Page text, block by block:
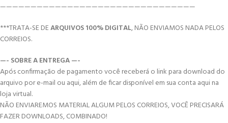
————————————————————————————————
***TRATA-SE DEARQUIVOS 100% DIGITAL, NÃO ENVIAMOS NADA PELOS
CORREIOS.
—- SOBRE A ENTREGA —-
Após confirmação de pagamento você receberá o link para download do
arquivo por e-mail ou aqui, além de ficar disponível em sua conta aqui na
loja virtual.
NÃO ENVIAREMOS MATERIAL ALGUM PELOS CORREIOS, VOCÊ PRECISARÁ
FAZER DOWNLOADS, COMBINADO!